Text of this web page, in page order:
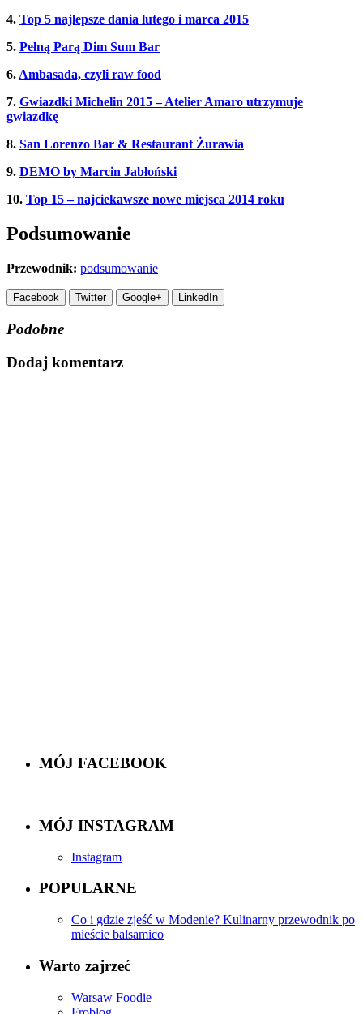
4. Top 5 najlepsze dania lutego i marca 2015
5. Pełną Parą Dim Sum Bar
6. Ambasada, czyli raw food
7. Gwiazdki Michelin 2015 – Atelier Amaro utrzymuje
gwiazdkę
8. San Lorenzo Bar & Restaurant Żurawia
9. DEMO by Marcin Jabłoński
10. Top 15 – najciekawsze nowe miejsca 2014 roku
Podsumowanie
Przewodnik: podsumowanie
Facebook Twitter Google+ LinkedIn
Podobne
Dodaj komentarz
MÓJ FACEBOOK
MÓJ INSTAGRAM
Instagram
POPULARNE
Co i gdzie zjeść w Modenie? Kulinarny przewodnik po
mieście balsamico
Warto zajrzeć
Warsaw Foodie